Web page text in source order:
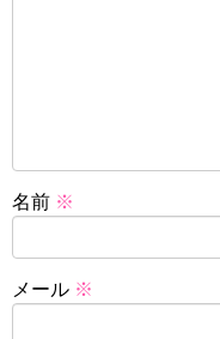
名前 ※
メール ※